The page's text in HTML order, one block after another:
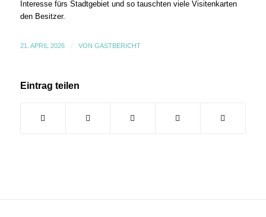
Interesse fürs Stadtgebiet und so tauschten viele Visitenkarten
den Besitzer.
21. APRIL 2026 / VON GASTBERICHT
Eintrag teilen